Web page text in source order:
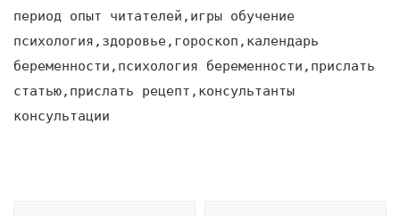
период опыт читателей,игры обучение
психология,здоровье,гороскоп,календарь
беременности,психология беременности,прислать
статью,прислать рецепт,консультанты
консультации